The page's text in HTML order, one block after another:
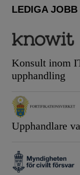
LEDIGA JOBB
Konsult inom
upphandling
Upphandlare